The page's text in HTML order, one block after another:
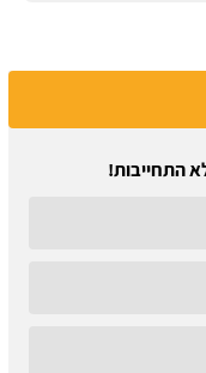
התחייבות!